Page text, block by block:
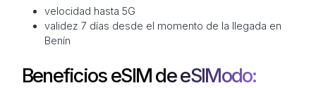
velocidad hasta 5G
validez 7 días desde el momento de la llegada en
Benín
Beneficios eSIM de eSIModo: